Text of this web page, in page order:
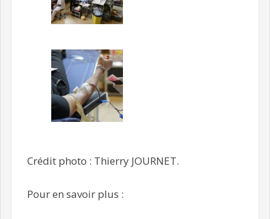
Crédit photo : Thierry JOURNET.
Pour en savoir plus :